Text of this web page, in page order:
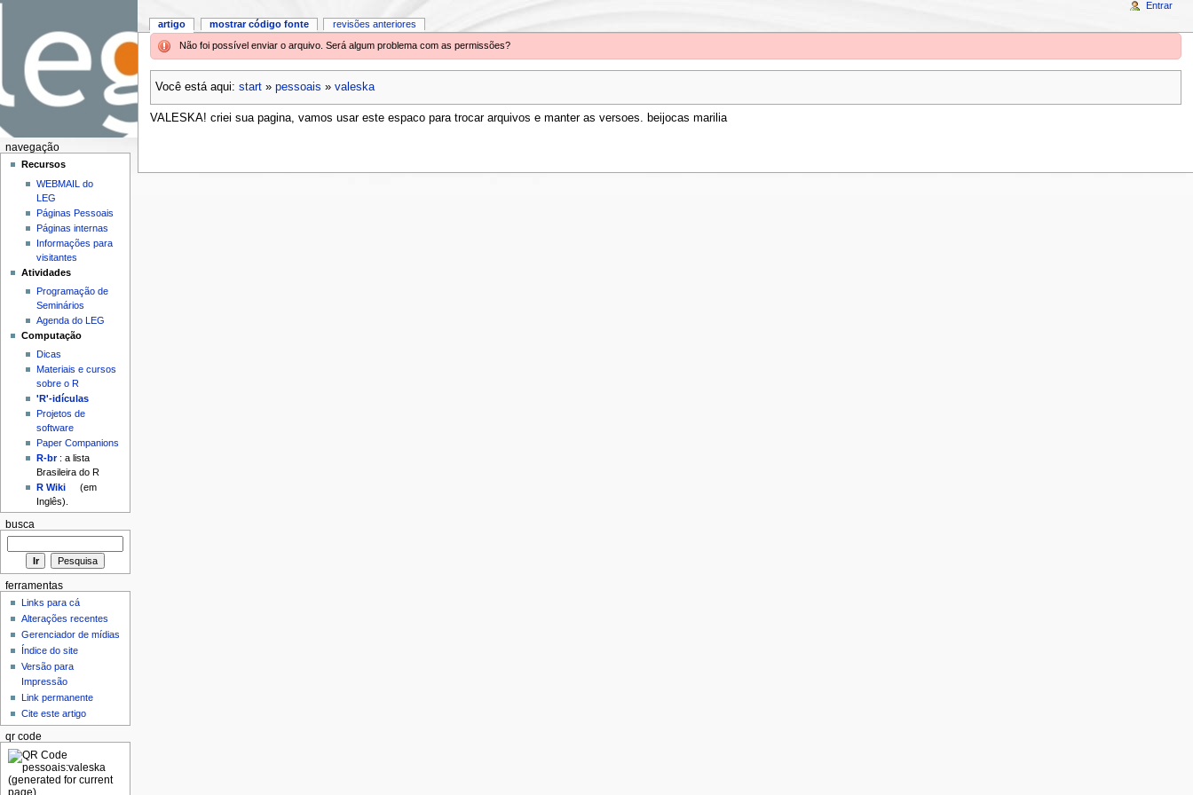
Não foi possível enviar o arquivo. Será algum problema com as permissões?
Você está aqui: start» pessoais » valeska
VALESKA! criei sua pagina, vamos usar este espaco para trocar arquivos e manter as versoes. beijocas marilia
artigo mostrar código fonte revisões anteriores
Entrar
navegação
Recursos
WEBMAIL do
LEG
Páginas Pessoais
Páginas internas
Informações para
visitantes
Atividades
Programação de
Seminários
Agenda do LEG
Computação
Dicas
Materiais e cursos
sobre o R
'R'-idículas
Projetos de
software
Paper Companions
R-br: a lista
Brasileira do R
R Wiki
(em
Inglês).
busca
ferramentas
Links para cá
Alterações recentes
Gerenciador de mídias
Índice do site
Versão para
Impressão
Link permanente
Cite este artigo
qr code